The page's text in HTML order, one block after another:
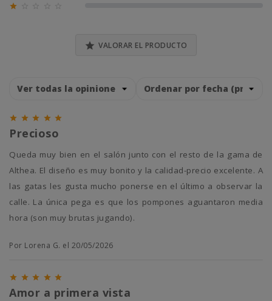

 VALORAR EL PRODUCTO
    
Precioso
Queda muy bien en el salón junto con el resto de la gama de
Althea. El diseño es muy bonito y la calidad-precio excelente. A
las gatas les gusta mucho ponerse en el último a observar la
calle. La única pega es que los pompones aguantaron media
hora (son muy brutas jugando).
Por Lorena G. el 20/05/2026
    
Amor a primera vista